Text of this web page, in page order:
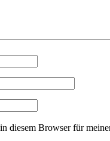
diesem Browser für